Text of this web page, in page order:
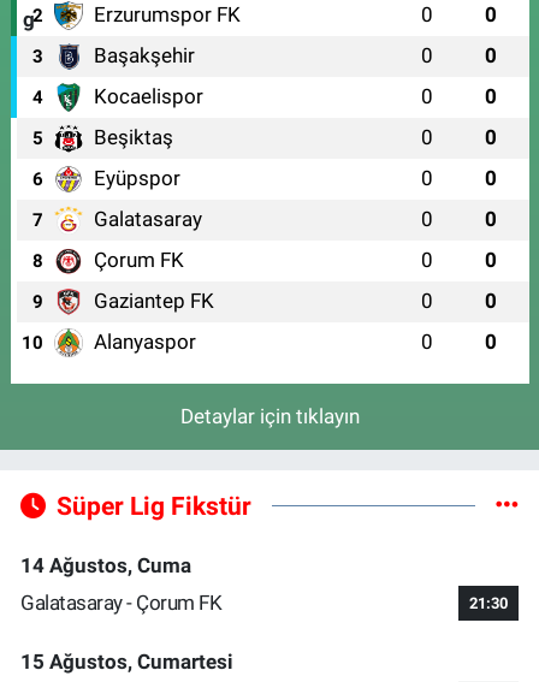
2 Erzurumspor FK 0 0
3 Başakşehir 0 0
4 Kocaelispor 0 0
5 Beşiktaş 0 0
6 Eyüpspor 0 0
7 Galatasaray 0 0
8 Çorum FK 0 0
9 Gaziantep FK 0 0
10 Alanyaspor 0 0
Detaylar için tıklayın
Süper Lig Fikstür
14 Ağustos, Cuma
Galatasaray - Çorum FK
21:30
15 Ağustos, Cumartesi